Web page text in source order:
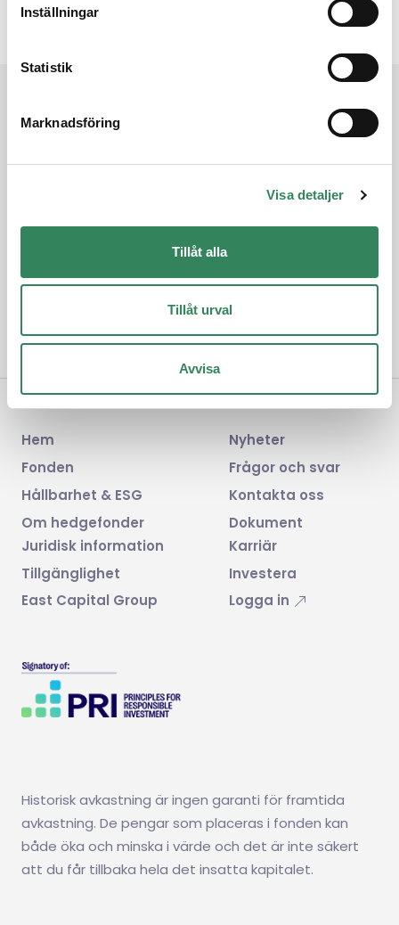
Inställningar
Statistik
Marknadsföring
Visa detaljer
Tillåt alla
Tillåt urval
Avvisa
Prenumerera på nyhetsbrevet
Få månadsrapporten för Adrigo Small & Midcap L/S i
framtidsutsikter.
Hem
Fonden
Hållbarhet & ESG
Om hedgefonder
Nyheter
Frågor och svar
Kontakta oss
Dokument
Juridisk information
Tillgänglighet
East Capital Group
Karriär
Investera
Logga in
Historisk avkastning är ingen garanti för framtida
avkastning. De pengar som placeras i fonden kan
både öka och minska i värde och det är inte säkert
att du får tillbaka hela det insatta kapitalet.